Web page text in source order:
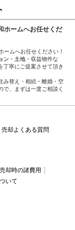
ホームへお任せくだ
ームへお任せください！
ン ・ 土地・収益物件な
丁寧にご提案させて頂き
み替え・相続・離婚・空
で、まずは一度ご相談く
売却よくある質問
却時の諸費用
いて